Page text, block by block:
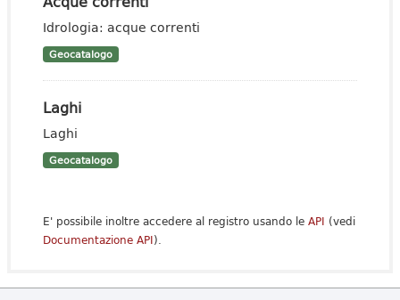
Idrologia: acque correnti
Geocatalogo
Laghi
Laghi
Geocatalogo
E' possibile inoltre accedere al registro usando le API (vedi
Documentazione API).